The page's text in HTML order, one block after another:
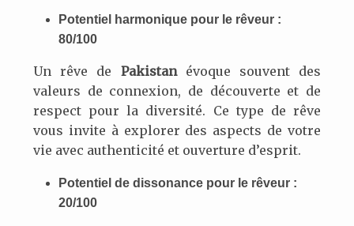
Potentiel harmonique pour le rêveur :
80/100
Un rêve de Pakistanévoque souvent des
valeurs de connexion, de découverte et de
respect pour la diversité. Ce type de rêve
vous invite à explorer des aspects de votre
vie avec authenticité et ouverture d’esprit.
Potentiel de dissonance pour le rêveur :
20/100